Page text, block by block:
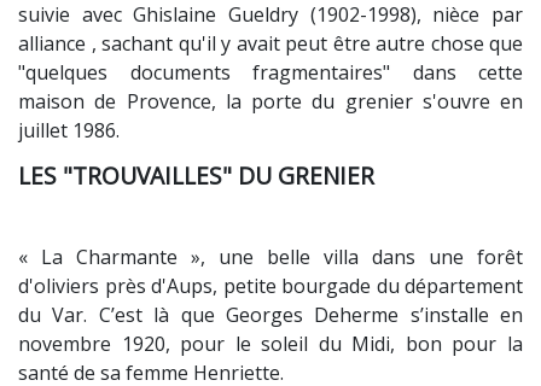
suivie avec Ghislaine Gueldry (1902-1998), nièce par
alliance , sachant qu'il y avait peut être autre chose que
"quelques documents fragmentaires" dans cette
maison de Provence, la porte du grenier s'ouvre en
juillet 1986.
LES "TROUVAILLES" DU GRENIER
« La Charmante », une belle villa dans une forêt
d'oliviers près d'Aups, petite bourgade du département
du Var. C’est là que Georges Deherme s’installe en
novembre 1920, pour le soleil du Midi, bon pour la
santé de sa femme Henriette.